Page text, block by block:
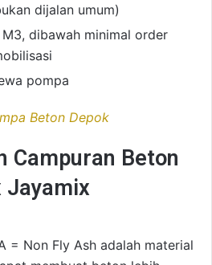
dijalan umum)
dibawah minimal order
pompa
Beton Depok
Campuran Beton
Jayamix
= Non Fly Ash adalah material